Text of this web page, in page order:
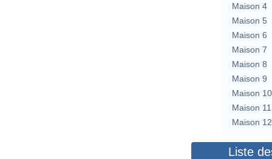
Maison 4
Maison 5
Maison 6
Maison 7
Maison 8
Maison 9
Maison 10
Maison 11
Maison 12
Liste